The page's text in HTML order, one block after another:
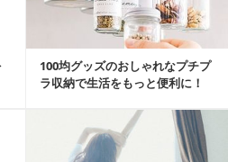
100均グッズのおしゃれなプチプ
ラ収納で生活をもっと便利に！